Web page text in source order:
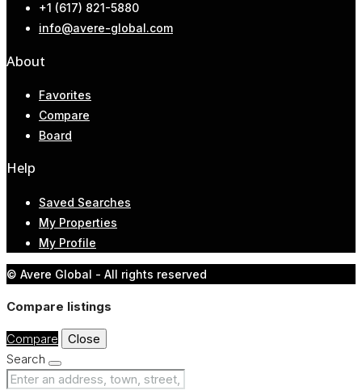
+1 (617) 821-5880
info@avere-global.com
About
Favorites
Compare
Board
Help
Saved Searches
My Properties
My Profile
© Avere Global - All rights reserved
Compare listings
Compare
Close
Search